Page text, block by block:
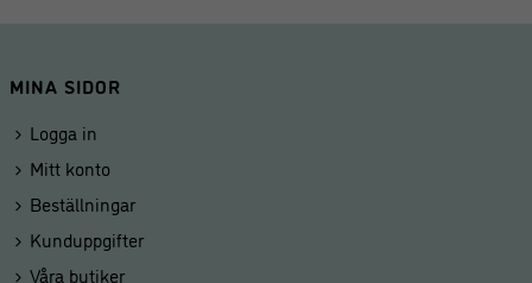
MINA SIDOR
Logga in
Mitt konto
Beställningar
Kunduppgifter
Våra butiker